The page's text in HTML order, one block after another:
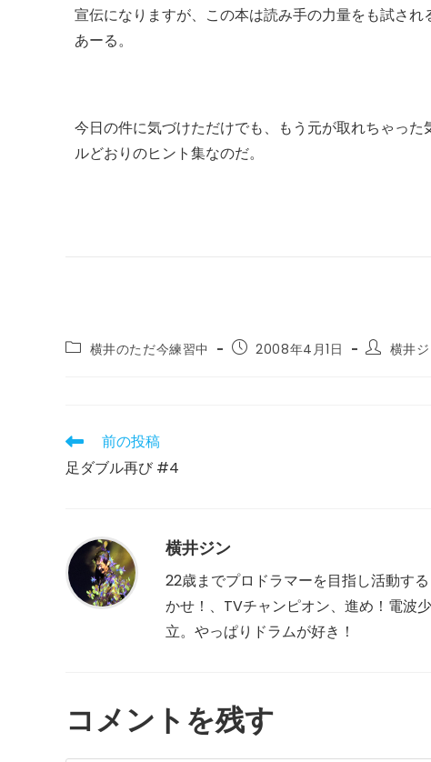
宣伝になりますが、この本は読み手の力量をも試され
あーる。
今日の件に気づけただけでも、もう元が取れちゃった
ルどおりのヒント集なのだ。
投
リ
ー:
横井のただ今練習中
投
2008年4月1日
投
横井
そ
の
他
読
む
前の投稿
足ダブル再び #4
横井ジン
22歳までプロドラマーを目指し活動す
かせ！、TVチャンピオン、進め！電波
立。やっぱりドラムが好き！
コメントを残す